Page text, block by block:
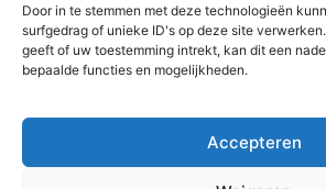
Door in te stemmen met deze technologieën
surfgedrag of unieke ID's op deze site
geeft of uw toestemming intrekt, kan dit een
bepaalde functies en mogelijkheden.
Accepteren